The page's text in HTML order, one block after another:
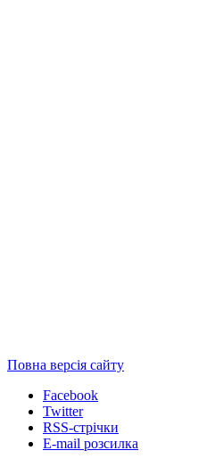
Повна версія сайту
Facebook
Twitter
RSS-стрічки
E-mail розсилка